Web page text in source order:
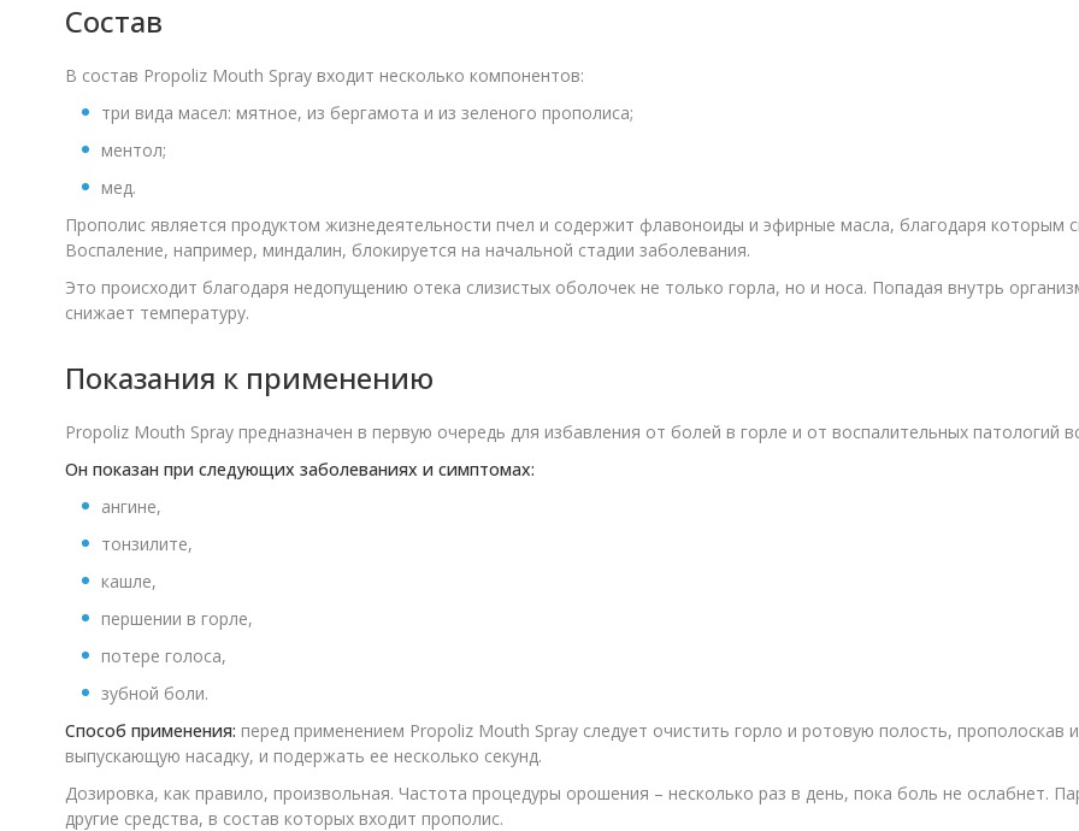
Состав
В состав Propoliz Mouth Spray входит несколько компонентов:
три вида масел: мятное, из бергамота и из зеленого прополиса;
ментол;
мед.
Прополис является продуктом жизнедеятельности пчел и содержит флавоноиды и эфирные масла, благодаря
Воспаление, например, миндалин, блокируется на начальной стадии заболевания.
Это происходит благодаря недопущению отека слизистых оболочек не только горла, но и носа. Попадая внутрь
снижает температуру.
Показания к применению
Propoliz Mouth Spray предназначен в первую очередь для избавления от болей в горле и от воспалительных патологий
Он показан при следующих заболеваниях и симптомах:
ангине,
тонзилите,
кашле,
першении в горле,
потере голоса,
зубной боли.
Способ применения: перед применением Propoliz Mouth Spray следует очистить горло и ротовую полость, прополоскав
выпускающую насадку, и подержать ее несколько секунд.
Дозировка, как правило, произвольная. Частота процедуры орошения – несколько раз в день, пока боль не ослабнет.
другие средства, в состав которых входит прополис.